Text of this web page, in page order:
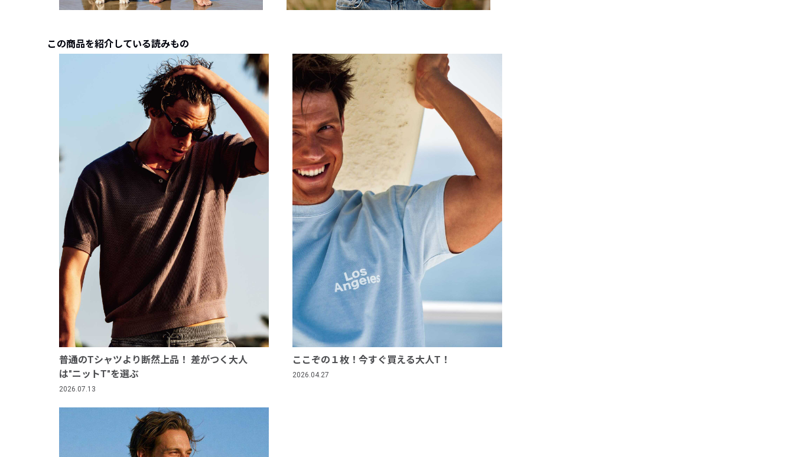
この商品を紹介している読みもの
普通のTシャツより断然上品！ 差がつく大人
は"ニットT"を選ぶ
2026.07.13
ここぞの１枚！今すぐ買える大人T！
2026.04.27